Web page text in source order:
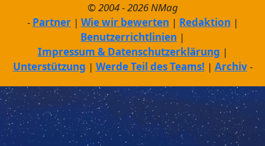
© 2004 - 2026 NMag
Partner
Wie wir bewerten
Redaktion
Benutzerrichtlinien
Impressum & Datenschutzerklärung
Unterstützung
Werde Teil des Teams! Archiv